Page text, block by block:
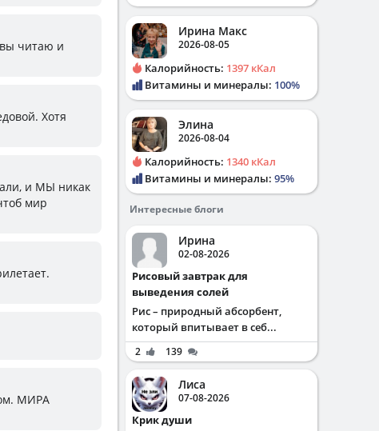
читаю и
Хотя
и МЫ никак
мир
МИРА
Ирина Макс
2026-08-05
Калорийность: 1397 кКал
Витамины и минералы: 100%
Элина
2026-08-04
Калорийность: 1340 кКал
Витамины и минералы: 95%
Интересные блоги
Ирина
02-08-2026
Рисовый завтрак для
выведения солей
Рис – природный абсорбент,
который впитывает в себ...
2 139
Лиса
07-08-2026
Крик души